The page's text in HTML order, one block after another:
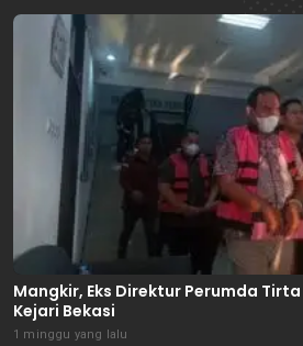
Mangkir, Eks Direktur Perumda
Kejari Bekasi
1 minggu yang lalu